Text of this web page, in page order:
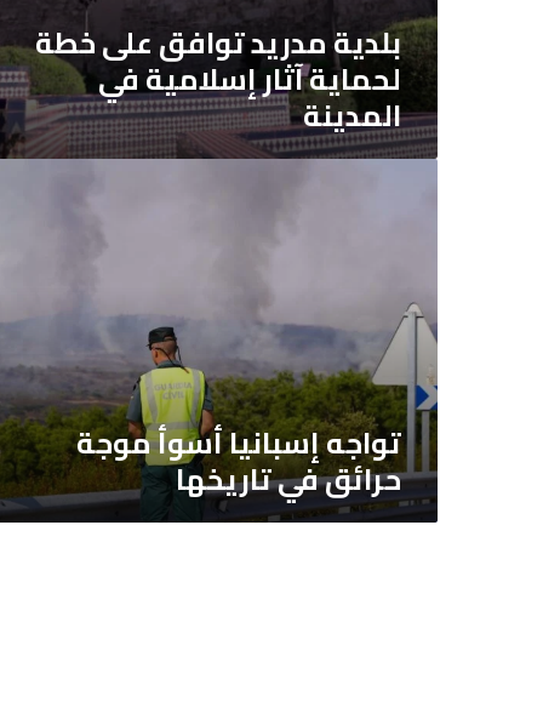
بلدية مدريد توافق على خطة
لحماية آثار إسلامية في
المدينة
تواجه
حرائق
في
تاريخها
تواجه إسبانيا أسوأ موجة
حرائق في تاريخها